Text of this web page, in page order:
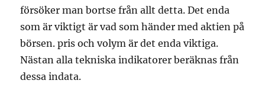
försöker man bortse från allt detta. Det enda
som är viktigt är vad som händer med aktien på
börsen. pris och volym är det enda viktiga.
Nästan alla tekniska indikatorer beräknas från
dessa indata.